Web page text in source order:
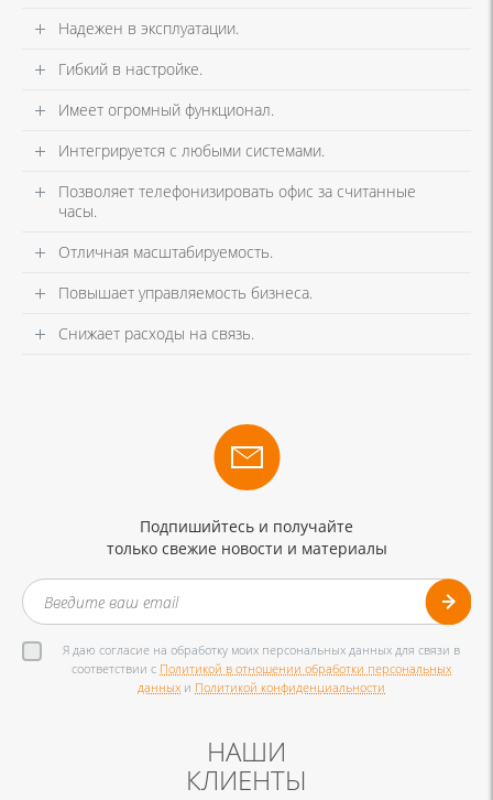
Надежен в эксплуатации.
Гибкий в настройке.
Имеет огромный функционал.
Интегрируется с любыми системами.
Позволяет телефонизировать офис за считанные
часы.
Отличная масштабируемость.
Повышает управляемость бизнеса.
Снижает расходы на связь.
Подпишийтесь и получайте
только свежие новости и материалы
Я даю согласие на обработку моих персональных данных для связи в
соответствии с Политикой в отношении обработки персональных
данных и Политикой конфиденциальности
НАШИ
КЛИЕНТЫ